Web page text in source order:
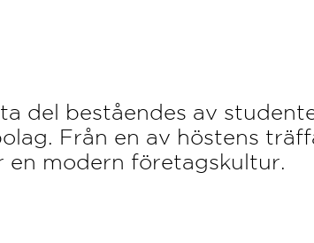
del beståendes av
Från en av höstens
en modern företagskultur.